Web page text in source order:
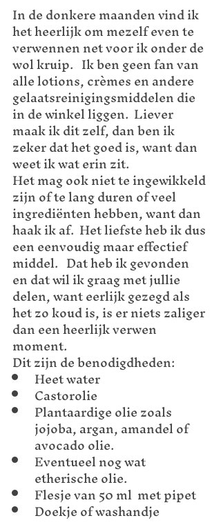
In de donkere maanden vind ik
het heerlijk om mezelf even te
verwennen net voor ik onder de
wol kruip.   Ik ben geen fan van
alle lotions, crèmes en andere
gelaatsreinigingsmiddelen die
in de winkel liggen.  Liever
maak ik dit zelf, dan ben ik
zeker dat het goed is, want dan
weet ik wat erin zit.
Het mag ook niet te ingewikkeld
zijn of te lang duren of veel
ingrediënten hebben, want dan
haak ik af.  Het liefste heb ik dus
een eenvoudig maar effectief
middel.   Dat heb ik gevonden
en dat wil ik graag met jullie
delen, want eerlijk gezegd als
het zo koud is, is er niets zaliger
dan een heerlijk verwen
moment.
Dit zijn de benodigdheden:
Heet water
Castorolie
Plantaardige olie zoals
jojoba, argan, amandel of
avocado olie.
Eventueel nog wat
etherische olie.
Flesje van 50 ml  met pipet
Doekje of washandje